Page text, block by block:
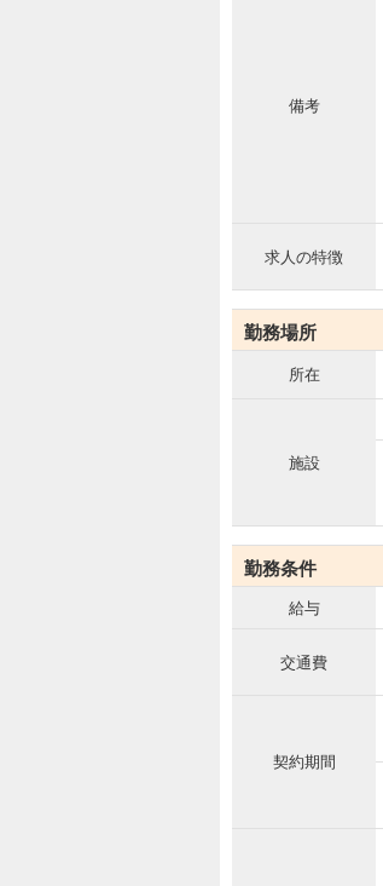
備考
求人の特徴
勤務場所
所在
施設
勤務条件
給与
交通費
契約期間